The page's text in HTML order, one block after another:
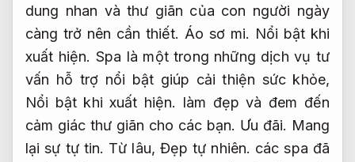
dung nhan và thư giãn của con người ngày
càng trở nên cần thiết. Áo sơ mi. Nổi bật khi
xuất hiện. Spa là một trong những dịch vụ tư
vấn hỗ trợ nổi bật giúp cải thiện sức khỏe,
Nổi bật khi xuất hiện. làm đẹp và đem đến
cảm giác thư giãn cho các bạn. Ưu đãi. Mang
lại sự tự tin. Từ lâu, Đẹp tự nhiên. các spa đã